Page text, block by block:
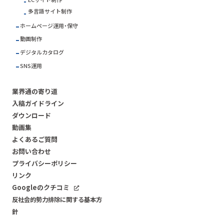
多言語サイト制作
ホームページ運用・保守
動画制作
デジタルカタログ
SNS運用
業界通の寄り道
入稿ガイドライン
ダウンロード
動画集
よくあるご質問
お問い合わせ
プライバシーポリシー
リンク
Googleのクチコミ
反社会的勢力排除に関する基本方
針